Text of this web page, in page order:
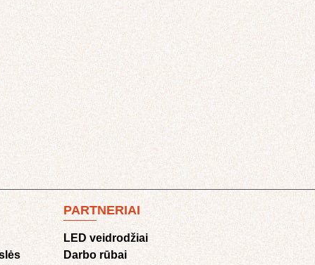
PARTNERIAI
LED veidrodžiai
Darbo rūbai